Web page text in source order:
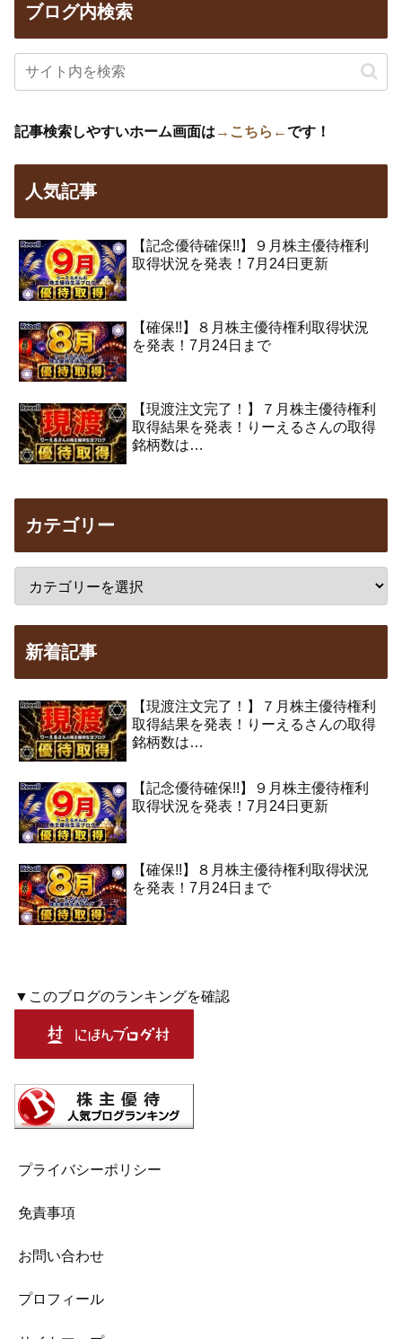
ブログ内検索
記事検索しやすいホーム画面は →こちら←です！
人気記事
【記念優待確保!!】９月株主優待権利
取得状況を発表！7月24日更新
【確保!!】８月株主優待権利取得状況
を発表！7月24日まで
【現渡注文完了！】７月株主優待権利
取得結果を発表！りーえるさんの取得
銘柄数は…
カテゴリー
新着記事
【現渡注文完了！】７月株主優待権利
取得結果を発表！りーえるさんの取得
銘柄数は…
【記念優待確保!!】９月株主優待権利
取得状況を発表！7月24日更新
【確保!!】８月株主優待権利取得状況
を発表！7月24日まで
▼このブログのランキングを確認
プライバシーポリシー
免責事項
お問い合わせ
プロフィール